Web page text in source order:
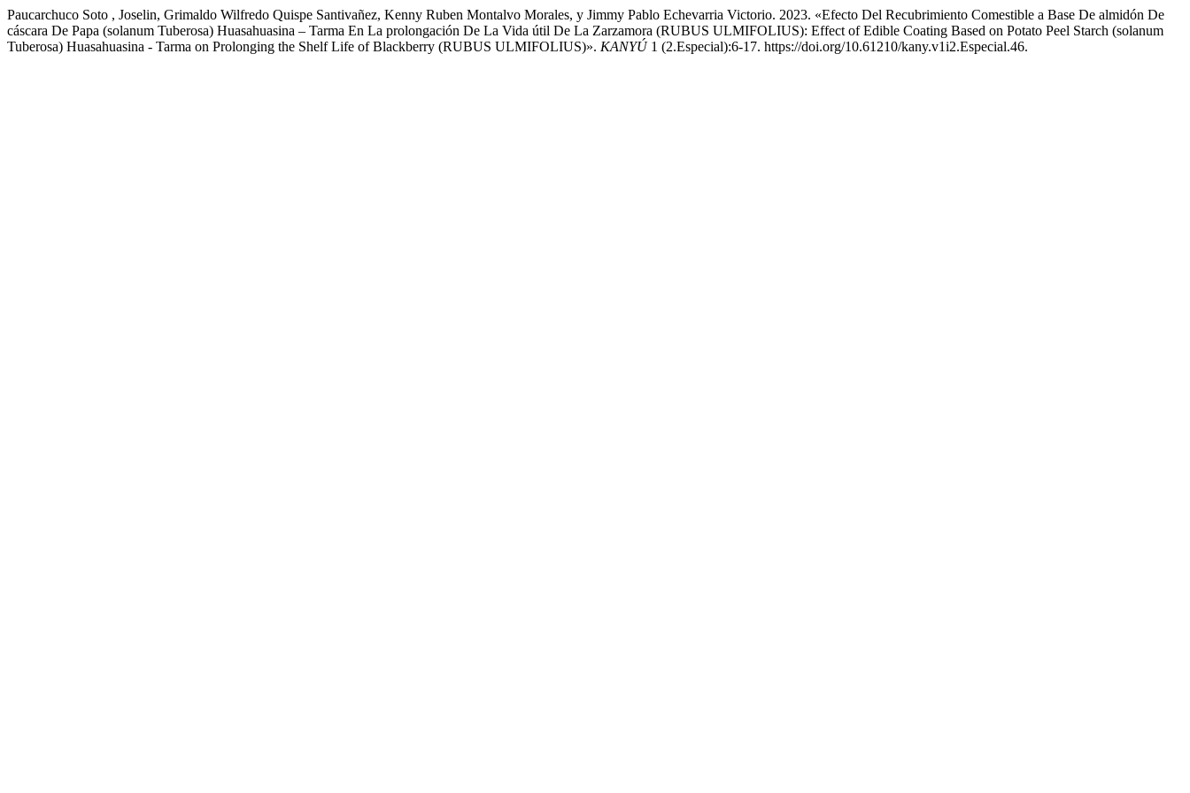
Paucarchuco Soto , Joselin, Grimaldo Wilfredo Quispe Santivañez, Kenny Ruben Montalvo Morales, y Jimmy Pablo Echevarria Victorio. 2023. «Efecto Del Recubrimiento Comestible a Base De almidón De
cáscara De Papa (solanum Tuberosa) Huasahuasina – Tarma En La prolongación De La Vida útil De La Zarzamora (RUBUS ULMIFOLIUS): Effect of Edible Coating Based on Potato Peel Starch (solanum
Tuberosa) Huasahuasina - Tarma on Prolonging the Shelf Life of Blackberry (RUBUS ULMIFOLIUS)». KANYÚ1 (2.Especial):6-17. https://doi.org/10.61210/kany.v1i2.Especial.46.